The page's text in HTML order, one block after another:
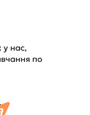
у нас,
по